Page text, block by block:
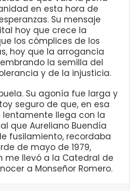
en esta hora de
Su mensaje
hoy que crece la
los cómplices de los
hoy que la arrogancia
la semilla del
y de la injusticia.
Su agonía fue larga y
seguro de que, en esa
llega con la
que Aureliano Buendía
fusilamiento, recordaba
de mayo de 1979,
me llevó a la Catedral de
a Monseñor Romero.